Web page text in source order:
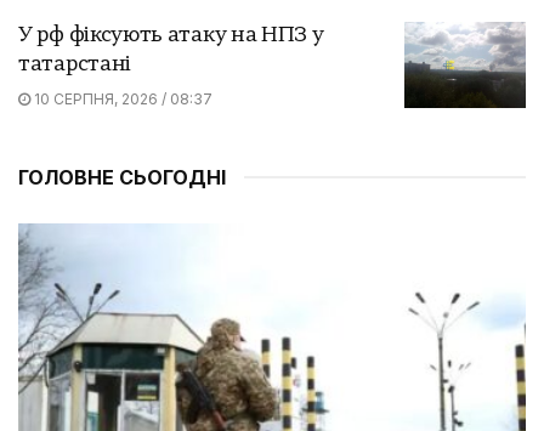
У рф фіксують атаку на НПЗ у
татарстані
10 СЕРПНЯ, 2026 / 08:37
ГОЛОВНЕ СЬОГОДНІ